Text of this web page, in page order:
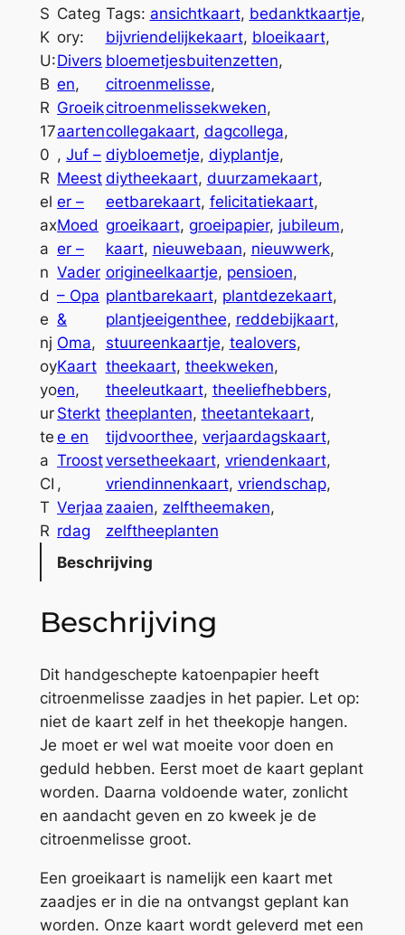
o
e
i
k
a
a
r
t
R
e
l
a
x
a
n
d
e
n
j
o
y
y
o
e
a
a
n
a
l
t
e
r
n
a
t
i
v
e
:
S
K
U:
B
R
17
0
R
el
ax
a
n
d
e
nj
oy
yo
ur
te
a
CI
T
R
Categ
ory:
Divers
en
Groeik
aarten
, Juf –
Meest
er –
Moed
er –
Vader
– Opa
&
Oma
Kaart
en
Sterkt
e en
Troost
Verjaa
rdag
Tags: ansichtkaart, bedanktkaartje
bijvriendelijkekaart, bloeikaart
bloemetjesbuitenzetten
citroenmelisse
citroenmelissekweken
collegakaart, dagcollega
diybloemetje, diyplantje
diytheekaart, duurzamekaart
eetbarekaart, felicitatiekaart
groeikaart, groeipapier, jubileum
kaart, nieuwebaan, nieuwwerk
origineelkaartje, pensioen
plantbarekaart, plantdezekaart
plantjeeigenthee, reddebijkaart
stuureenkaartje, tealovers
theekaart, theekweken
theeleutkaart, theeliefhebbers
theeplanten, theetantekaart
tijdvoorthee, verjaardagskaart
versetheekaart, vriendenkaart
vriendinnenkaart, vriendschap
zaaien, zelftheemaken
zelftheeplanten
Beschrijving
Beschrijving
Dit handgeschepte katoenpapier heeft
citroenmelisse zaadjes in het papier. Let op:
niet de kaart zelf in het theekopje hangen.
Je moet er wel wat moeite voor doen en
geduld hebben. Eerst moet de kaart geplant
worden. Daarna voldoende water, zonlicht
en aandacht geven en zo kweek je de
citroenmelisse groot.
Een groeikaart is namelijk een kaart met
zaadjes er in die na ontvangst geplant kan
worden. Onze kaart wordt geleverd met een